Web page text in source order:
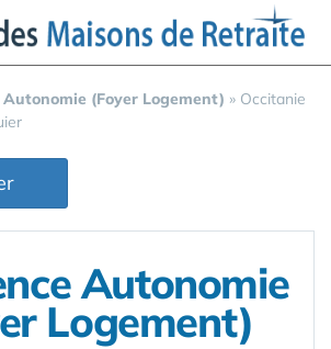
Autonomie (Foyer Logement) » Occitanie
Autonomie
Logement)